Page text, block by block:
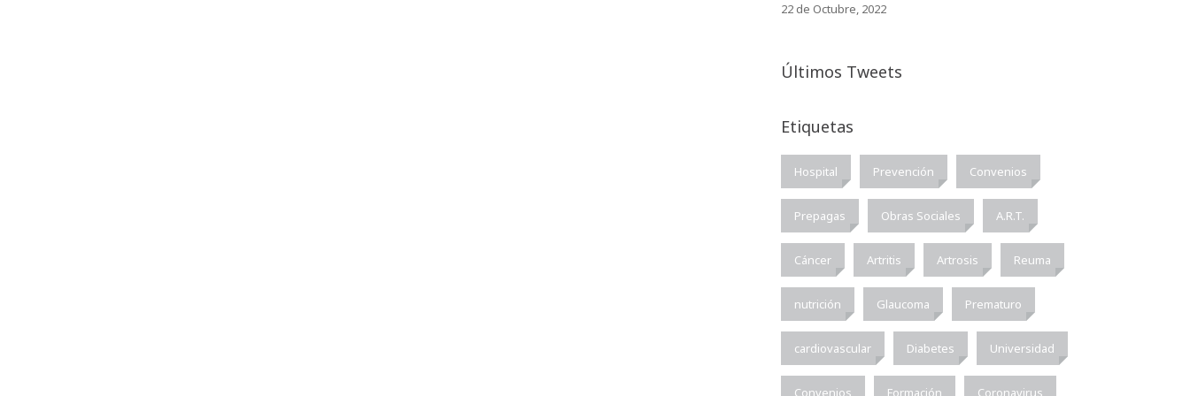
22 de Octubre, 2022
Últimos Tweets
Etiquetas
Hospital Prevención Convenios
Prepagas Obras Sociales A.R.T.
Cáncer Artritis Artrosis Reuma
nutrición Glaucoma Prematuro
cardiovascular Diabetes Universidad
Convenios Formación Coronavirus